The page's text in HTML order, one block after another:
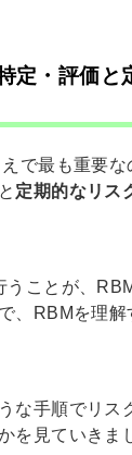
定・評価と
で最も重要な
定期的なリス
ことが、
、
RBM を理解
な手順でリス
を見ていきま